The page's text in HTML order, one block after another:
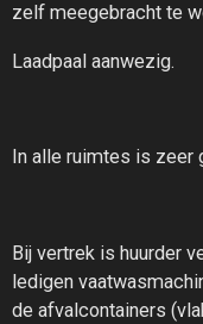
zelf meegebracht te
Laadpaal aanwezig.
In alle ruimtes is zeer
Bij vertrek is huurder
ledigen
de afvalcontainers